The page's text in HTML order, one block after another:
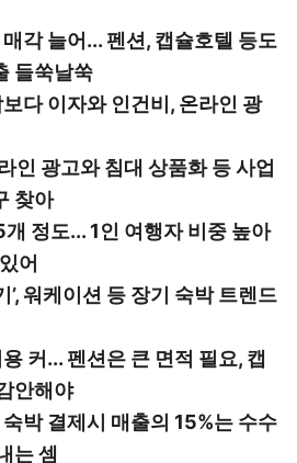
각 늘어... 펜션, 캡슐호텔 등도
들쑥날쑥
다 이자와 인건비, 온라인 광
인 광고와 침대 상품화 등 사업
찾아
정도... 1인 여행자 비중 높아
어
’, 워케이션 등 장기 숙박 트렌드
커... 펜션은 큰 면적 필요, 캡
안해야
박 결제시 매출의 15%는 수수
는 셈